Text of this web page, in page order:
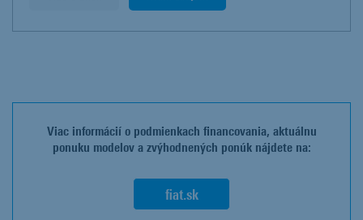
Viac informácií o podmienkach financovania, aktuálnu
ponuku modelov a zvýhodnených ponúk nájdete na:
fiat.sk